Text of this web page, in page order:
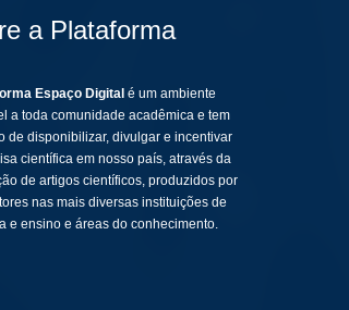
a Plataforma
Espaço Digital é um ambiente
a toda comunidade acadêmica e tem
de disponibilizar, divulgar e incentivar
científica em nosso país, através da
de artigos científicos, produzidos por
nas mais diversas instituições de
e ensino e áreas do conhecimento.